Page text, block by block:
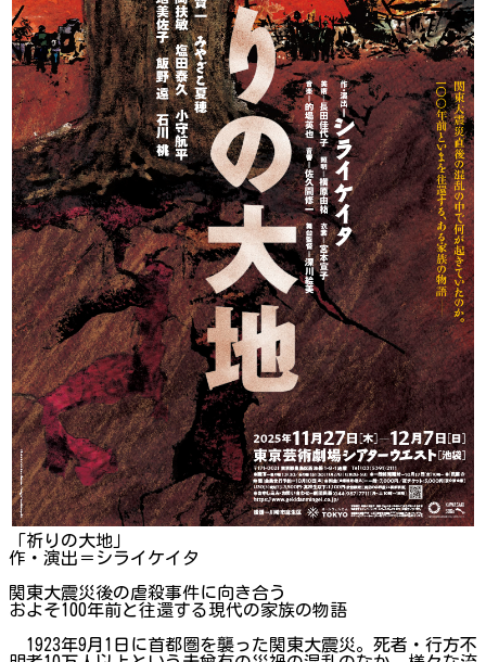
「祈りの大地」
作・演出＝シライケイタ
関東大震災後の虐殺事件に向き合う
およそ100年前と往還する現代の家族の物語
1923年9月1日に首都圏を襲った関東大震災。死者・行方不